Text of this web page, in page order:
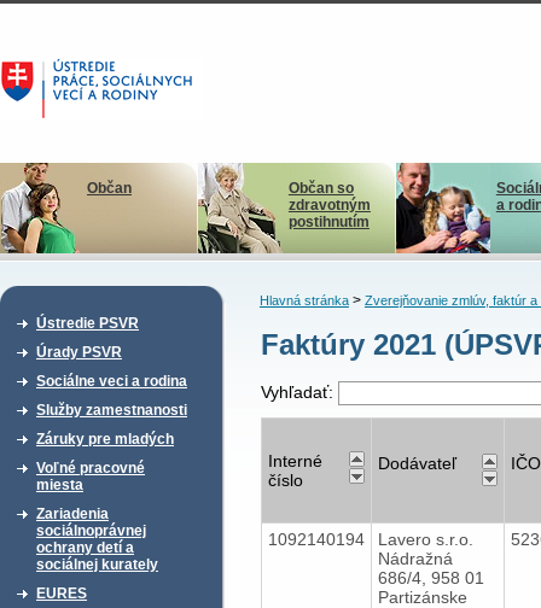
Občan
Občan so
zdravotným
postihnutím
a
Ústredie PSVR
Úrady PSVR
Sociálne veci a rodina
Služby zamestnanosti
Záruky pre mladých
Voľné pracovné
miesta
Zariadenia
sociálnoprávnej
ochrany detí a
sociálnej kurately
EURES
Hlavná stránka> Zverejňovanie zmlúv, faktúr a
Faktúry 2021
Vyhľadať:
Interné
číslo
Dodávateľ IČO
1092140194
Lavero s.r.o.
Nádražná
686/4, 958 01
Partizánske